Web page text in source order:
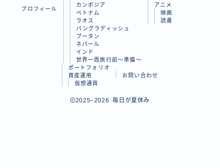
ネパール
世界一周旅行前～準備～
プロフィール
カンボジア
ベトナム
ラオス
バングラディッシュ
ブータン
ネパール
インド
世界一周旅行前～準備～
アニメ
映画
読書
ポートフォリオ
資産運用
仮想通貨
お問い合わせ
2025–2026 毎日が夏休み